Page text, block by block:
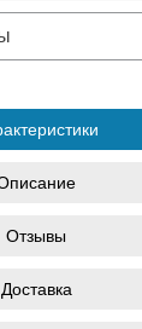
Отзывы
Доставка